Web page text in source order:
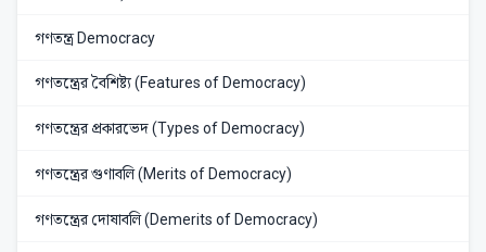
গণতন্ত্র Democracy
গণতন্ত্রের বৈশিষ্ট্য (Features of Democracy)
গণতন্ত্রের প্রকারভেদ (Types of Democracy)
গণতন্ত্রের গুণাবলি (Merits of Democracy)
গণতন্ত্রের দোষাবলি (Demerits of Democracy)